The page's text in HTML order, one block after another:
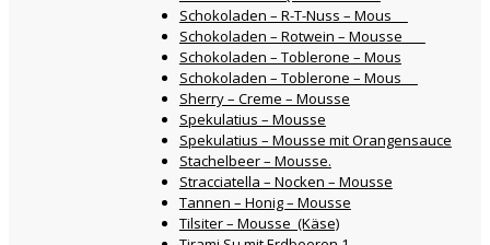
Schokoladen – R-T-Nuss – Mous
Schokoladen – Rotwein – Mousse
Schokoladen – Toblerone – Mous
Schokoladen – Toblerone – Mous
Sherry – Creme – Mousse
Spekulatius – Mousse
Spekulatius – Mousse mit Orangensauce
Stachelbeer – Mousse.
Stracciatella – Nocken – Mousse
Tannen – Honig – Mousse
Tilsiter – Mousse (Käse)